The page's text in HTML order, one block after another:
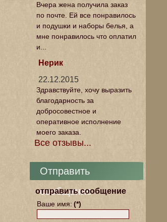
Вчера жена получила заказ
по почте. Ей все понравилось
и подушки и наборы белья, а
мне понравилось что оплатил
и...
Нерик
22.12.2015
Здравствуйте, хочу выразить
благодарность за
добросовестное и
оперативное исполнение
моего заказа.
Все отзывы...
Отправить
сообщение
отправить сообщение
Ваше имя: (*)